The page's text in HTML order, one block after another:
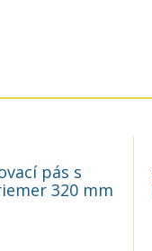
pás s
320 mm